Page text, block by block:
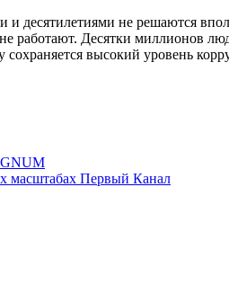
десятилетиями не решаются
работают. Десятки миллионов
высокий уровень
масштабах Первый Канал